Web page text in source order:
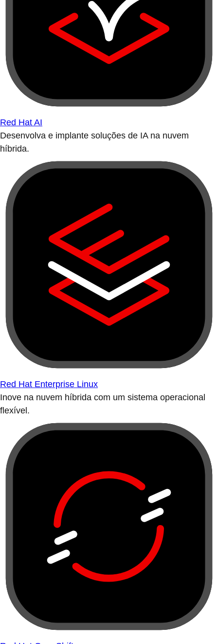
Red Hat AI
Desenvolva e implante soluções de IA na nuvem
híbrida.
Red Hat Enterprise Linux
Inove na nuvem híbrida com um sistema operacional
flexível.